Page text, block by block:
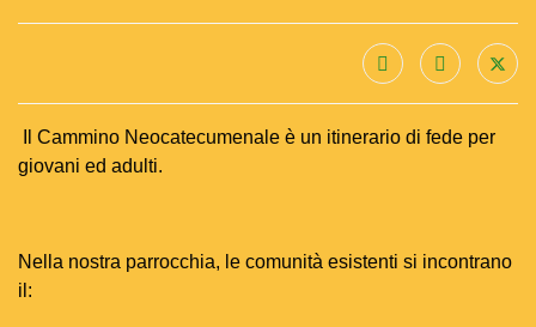
Il Cammino Neocatecumenale è un itinerario di fede per
giovani ed adulti.
Nella nostra parrocchia, le comunità esistenti si incontrano
il: